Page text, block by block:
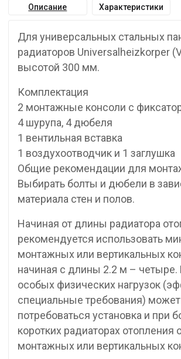
Описание Характеристики
Для универсальных стальных
радиаторов Universalheizkorper
высотой 300 мм.
Комплектация
2 монтажные консоли с
4 шурупа, 4 дюбеля
1 вентильная вставка
1 воздухоотводчик и 1 заглушка
Общие рекомендации для
Выбирать болты и дюбели в
материала стен и полов.
Начиная от длины радиатора
рекомендуется использовать
монтажных или вертикальных
начиная с длины 2.2 м – четыре.
особых физических нагрузок
специальные требования) может
потребоваться установка и при
коротких радиаторах отопления
монтажных или вертикальных